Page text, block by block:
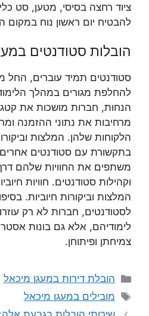
ציוד רחצה בסיסי, מטען, סט
להבטיח יום ראשון נוח במקום
הובלות סטודנטים
סטודנטים תמיד עוברים, החל
להחלפת מגורים במהלך
הנחות, חברות מושכות את
מרחיבות את נתוני ההזמנה
הלקוחות שלהן. המלצות
בתקשורת עם סטודנטים אחרים
משתפים את החוויות שלהם
וקהילות סטודנטים. חוויות
המלצות וביקורות חיוביות.
לסטודנטים, חברות לא רק
לימודיהם, אלא גם בונות
צמיחתן ופיתוחן.
קטגוריות
הובלת דירות במעגן מיכאל
תגיות
מובילים במעגן מיכאל